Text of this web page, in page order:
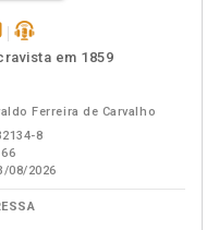
podcastem 1859
Ferreira de Carvalho
8
08/2026